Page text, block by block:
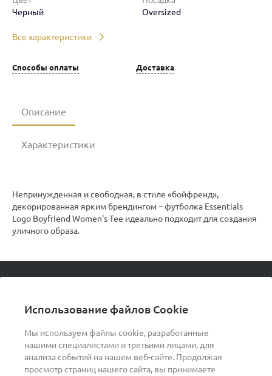
Использование файлов Cookie
Мы используем файлы cookie, разработанные
нашими специалистами и третьими лицами, для
анализа событий на нашем веб-сайте. Продолжая
просмотр страниц нашего сайта, вы принимаете
Черный
Oversized
Все характеристики
Способы оплаты Доставка
Описание
Характеристики
Непринужденная и свободная, в стиле «бойфренд»,
декорированная ярким брендингом – футболка Essentials
Logo Boyfriend Women's Tee идеально подходит для создания
уличного образа.
О компании